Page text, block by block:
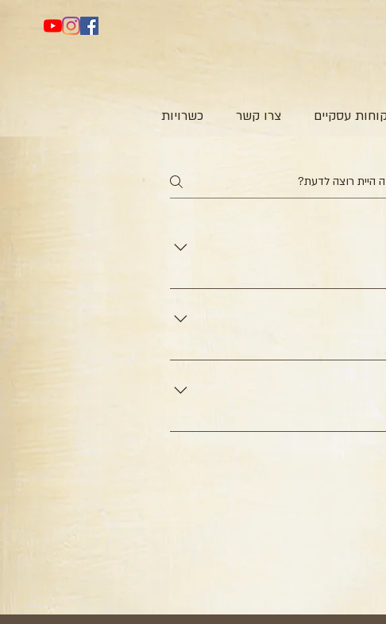
עסקיים צרו קשר כשרויות
נשמח לשלוח לך אותו. יש לכתוב בצ'ט או
גדולות אפשר לקבל דרך אתר המפעל שלנו
לבצע רכישות באתר או להתקשר ולהזמין